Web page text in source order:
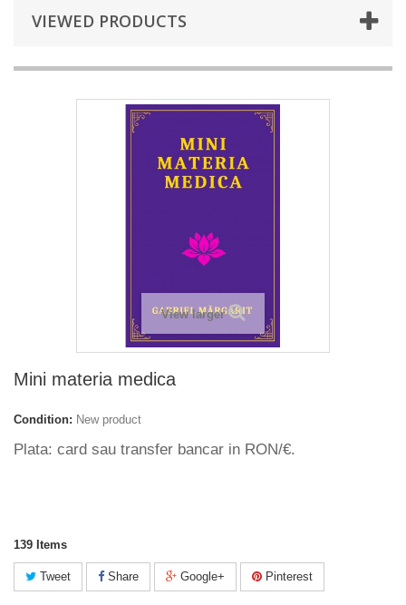
VIEWED PRODUCTS
View larger
Mini materia medica
Condition: New product
Plata: card sau transfer bancar in RON/€.
139 Items
Tweet Share Google+ Pinterest